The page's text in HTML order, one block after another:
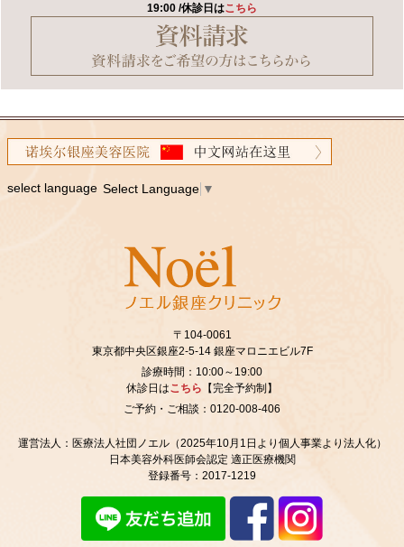
19:00 /休診日はこちら
select language Select Language ▼
〒104-0061
東京都中央区銀座2‐5‐14 銀座マロニエビル7F
診療時間：10:00～19:00
休診日はこちら 【完全予約制】
ご予約・ご相談：0120-008-406
運営法人：医療法人社団ノエル（2025年10月1日より個人事業より法人化）
日本美容外科医師会認定 適正医療機関
登録番号：2017-1219